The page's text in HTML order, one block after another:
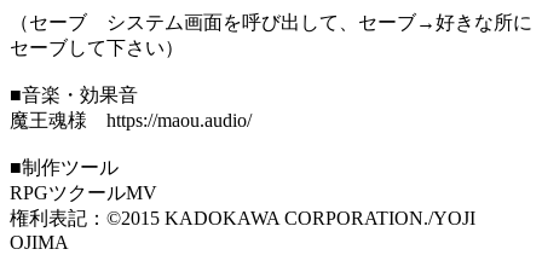
（セーブ システム画面を呼び出して、セーブ→好きな所に
セーブして下さい）
■音楽・効果音
魔王魂様 https://maou.audio/
■制作ツール
RPGツクールMV
権利表記：©2015 KADOKAWA CORPORATION./YOJI
OJIMA